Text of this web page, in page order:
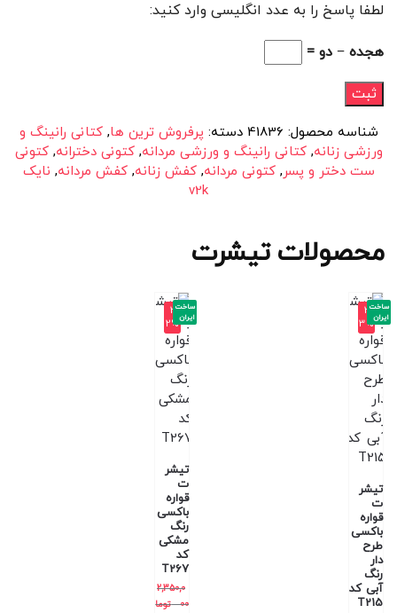
لطفا پاسخ را به عدد انگلیسی وارد کنید:
هجده − دو =
شناسه محصول: 41836 دسته:پرفروش ترین ها,کتانی رانینگ و
ورزشی زنانه,کتانی رانینگ و ورزشی مردانه,کتونی دخترانه,کتونی
ست دختر و پسر,کتونی مردانه,کفش زنانه,کفش مردانه, نایک
v2k
محصولات تیشرت
-3
3%
تیشر
ت
قواره
باکسی
طرح
دار
رنگ
آبی کد
T215
ساخت
ایران
-3
2%
تیشر
ت
قواره
باکسی
رنگ
مشکی
کد
T267
2,350,0
00
توما
ساخت
ایران